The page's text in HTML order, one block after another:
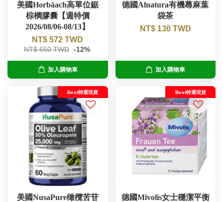
美國Horbäach高單位鋸
棕櫚膠囊【週特價
2026/08/06-08/13】
NT$ 572 TWD
NT$ 650 TWD -12%
加入購物車
德國Alnatura有機蕁麻葉
袋茶
NT$ 130 TWD
加入購物車
Best特選現貨
美國NusaPure橄欖苦苷
Best特選現貨
德國Mivolis女士穩潔平衡